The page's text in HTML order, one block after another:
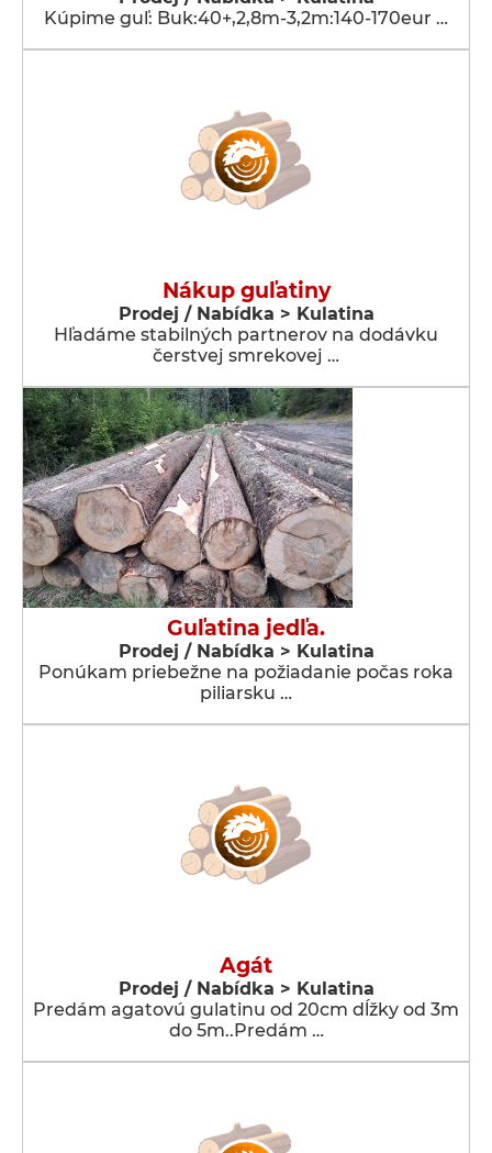
Kúpime guľ: Buk:40+,2,8m-3,2m:140-170eur …
Nákup guľatiny
Prodej / Nabídka > Kulatina
Hľadáme stabilných partnerov na dodávku
čerstvej smrekovej …
Guľatina jedľa.
Prodej / Nabídka > Kulatina
Ponúkam priebežne na požiadanie počas roka
piliarsku …
Agát
Prodej / Nabídka > Kulatina
Predám agatovú gulatinu od 20cm dĺžky od 3m
do 5m..Predám …